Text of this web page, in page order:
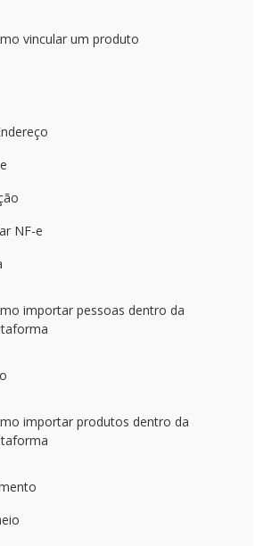
vincular um produto
NF-e
importar pessoas dentro da
importar produtos dentro da